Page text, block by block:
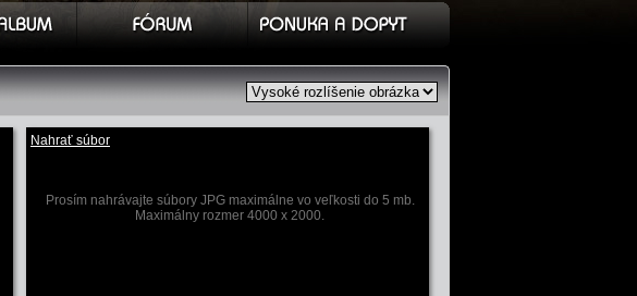
Nahrať súbor
Prosím nahrávajte súbory JPG maximálne vo veľkosti do 5 mb.
Maximálny rozmer 4000 x 2000.